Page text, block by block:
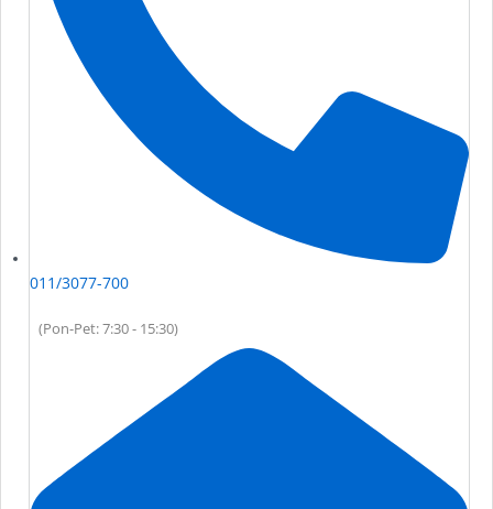
011/3077-700
(Pon-Pet: 7:30 - 15:30)